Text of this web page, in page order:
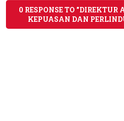
0 RESPONSE TO
KEPUASAN DAN